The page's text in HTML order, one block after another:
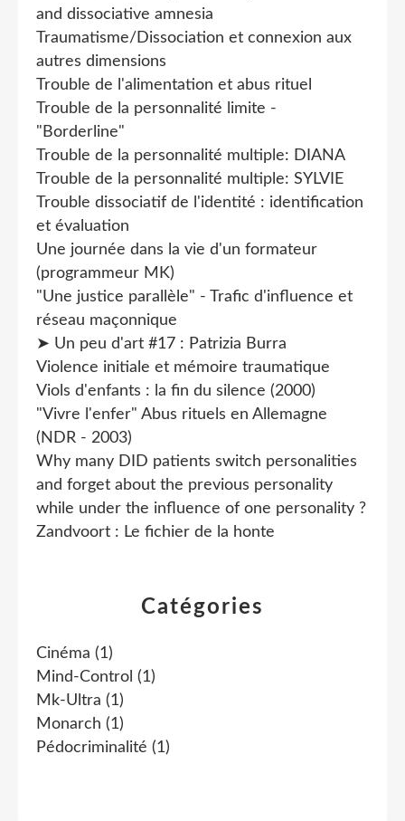
Catégories
Cinéma (1)
Mind-Control (1)
Mk-Ultra (1)
Monarch (1)
Pédocriminalité (1)
and dissociative amnesia
Traumatisme/Dissociation et connexion aux
autres dimensions
Trouble de l'alimentation et abus rituel
Trouble de la personnalité limite -
"Borderline"
Trouble de la personnalité multiple: DIANA
Trouble de la personnalité multiple: SYLVIE
Trouble dissociatif de l'identité : identification
et évaluation
Une journée dans la vie d'un formateur
(programmeur MK)
"Une justice parallèle" - Trafic d'influence et
réseau maçonnique
➤ Un peu d'art #17 : Patrizia Burra
Violence initiale et mémoire traumatique
Viols d'enfants : la fin du silence (2000)
"Vivre l'enfer" Abus rituels en Allemagne
(NDR - 2003)
Why many DID patients switch personalities
and forget about the previous personality
while under the influence of one personality ?
Zandvoort : Le fichier de la honte